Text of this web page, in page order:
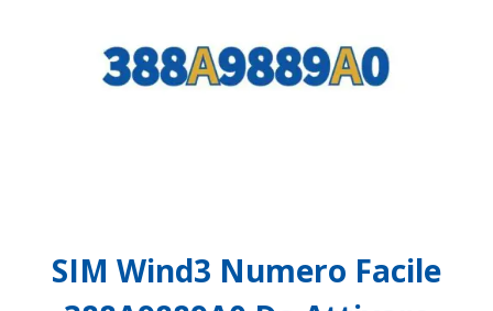
SIM Wind3 Numero Facile